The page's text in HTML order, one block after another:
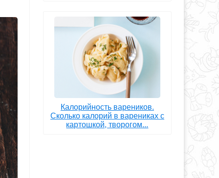
Калорийность вареников.
Сколько калорий в варениках с
картошкой, творогом...